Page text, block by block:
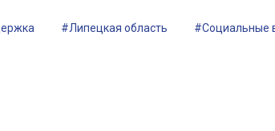
#Липецкая область #Социальные